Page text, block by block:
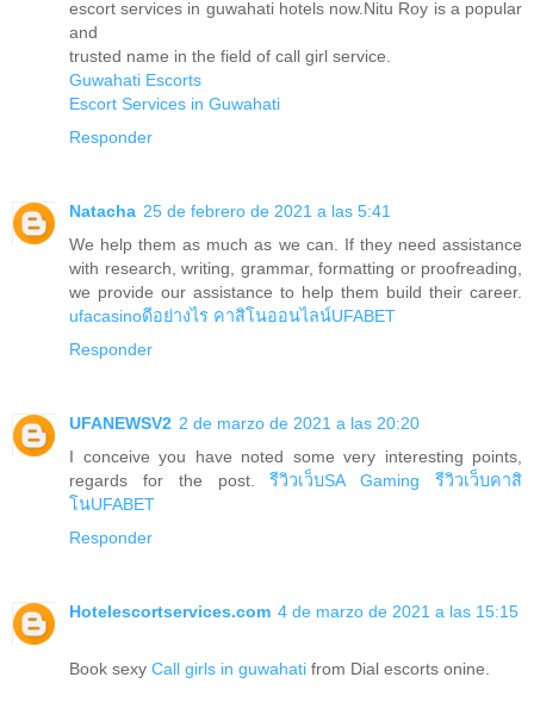
escort services in guwahati hotels now.Nitu Roy is a popular
and
trusted name in the field of call girl service.
Guwahati Escorts
Escort Services in Guwahati
Responder
Natacha 25 de febrero de 2021 a las 5:41
We help them as much as we can. If they need assistance
with research, writing, grammar, formatting or proofreading,
we provide our assistance to help them build their career.
ufacasinoดีอย่างไร คาสิโนออนไลน์UFABET
Responder
UFANEWSV2 2 de marzo de 2021 a las 20:20
I conceive you have noted some very interesting points,
regards for the post.รีวิวเว็บSA Gaming
รีวิวเว็บคาสิ
โนUFABET
Responder
Hotelescortservices.com 4 de marzo de 2021 a las 15:15
Book sexy Call girls in guwahati from Dial escorts onine.